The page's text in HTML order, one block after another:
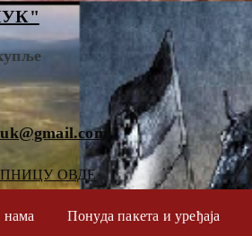
ОВДЕ
Понуда пакета и уређаја